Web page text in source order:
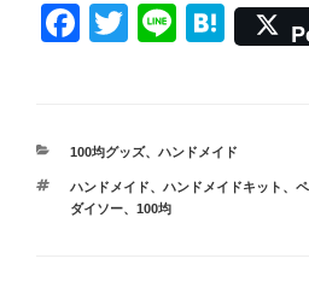
F
e
b
o
T
er
Li
H
n
a
カ
ゴ
リ
100均グッズ、 ハンドメイド
タ
グ
ハンドメイド、 ハンドメイドキット 、
ダイソー、 100均